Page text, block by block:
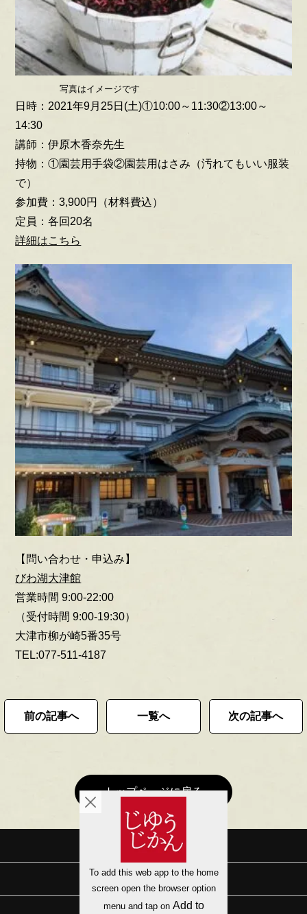
写真はイメージです
日時：2021年9月25日(土)①10:00～11:30②13:00～
14:30
講師：伊原木香奈先生
持物：①園芸用手袋②園芸用はさみ（汚れてもいい服装
で）
参加費：3,900円（材料費込）
定員：各回20名
詳細はこちら
【問い合わせ・申込み】
びわ湖大津館
営業時間 9:00-22:00
（受付時間 9:00-19:30）
大津市柳が崎5番35号
TEL:077-511-4187
前の記事へ 一覧へ 次の記事へ
トップページに戻る
会社概要
サイトマップ